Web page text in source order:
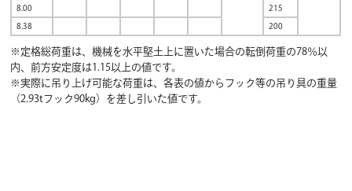
8.00 215
8.38 200
※定格総荷重は、機械を水平堅土上に置いた場合の転倒荷重の78％以
内、前方安定度は1.15以上の値です。
※実際に吊り上げ可能な荷重は、各表の値からフック等の吊り具の重量
（2.93tフック90kg）を差し引いた値です。